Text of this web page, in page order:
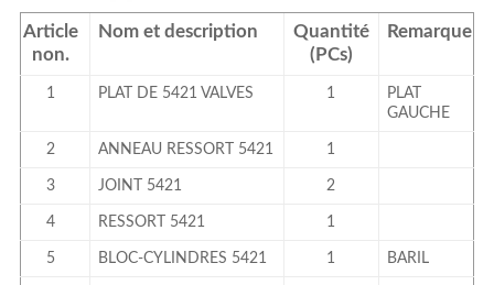
Article
non.
Nom et description
Quantité
(PCs)
Remarque
1 PLAT DE 5421 VALVES 1
PLAT
GAUCHE
2 ANNEAU RESSORT 5421 1
3 JOINT 5421 2
4 RESSORT 5421 1
5 BLOC-CYLINDRES 5421 1 BARIL